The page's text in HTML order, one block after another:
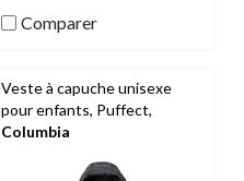
Comparer
Veste à capuche unisexe
pour enfants, Puffect,
Columbia